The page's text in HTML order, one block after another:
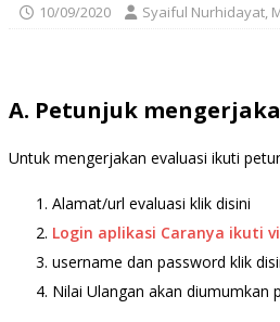
10/09/2020 Syaiful Nurhidayat,
A. Petunjuk
Untuk mengerjakan evaluasi ikuti
Alamat/url evaluasi klik disini
Login aplikasi Caranya ikuti
username dan password klik
Nilai Ulangan akan diumumkan